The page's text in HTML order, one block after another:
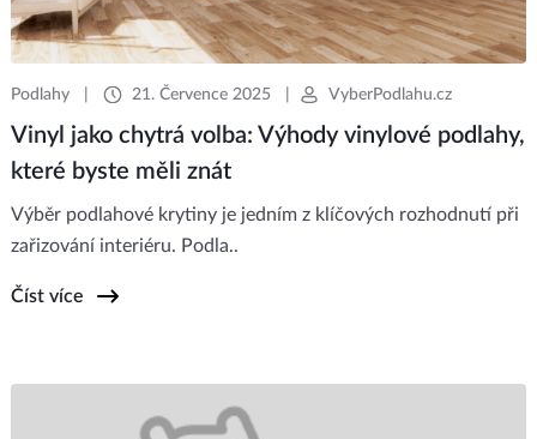
Podlahy| 21. Července 2025| VyberPodlahu.cz
Vinyl jako chytrá volba: Výhody vinylové podlahy,
které byste měli znát
Výběr podlahové krytiny je jedním z klíčových rozhodnutí při
zařizování interiéru. Podla..
Číst více